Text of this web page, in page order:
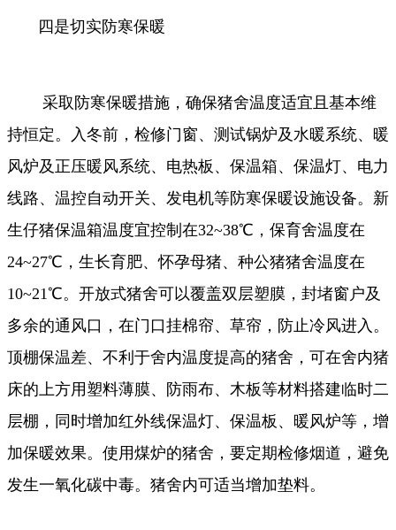
四是切实防寒保暖
采取防寒保暖措施，确保猪舍温度适宜且基本维
持恒定。入冬前，检修门窗、测试锅炉及水暖系统、暖
风炉及正压暖风系统、电热板、保温箱、保温灯、电力
线路、温控自动开关、发电机等防寒保暖设施设备。新
生仔猪保温箱温度宜控制在32~38℃，保育舍温度在
24~27℃，生长育肥、怀孕母猪、种公猪猪舍温度在
10~21℃。开放式猪舍可以覆盖双层塑膜，封堵窗户及
多余的通风口，在门口挂棉帘、草帘，防止冷风进入。
顶棚保温差、不利于舍内温度提高的猪舍，可在舍内猪
床的上方用塑料薄膜、防雨布、木板等材料搭建临时二
层棚，同时增加红外线保温灯、保温板、暖风炉等，增
加保暖效果。使用煤炉的猪舍，要定期检修烟道，避免
发生一氧化碳中毒。猪舍内可适当增加垫料。